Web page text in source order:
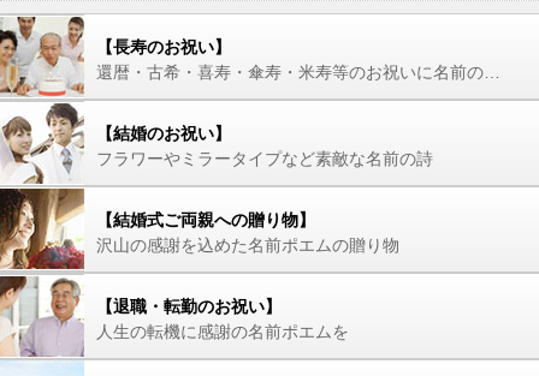
【長寿のお祝い】
【結婚のお祝い】
フラワーやミラータイプなど素敵な名前の詩
【結婚式ご両親への贈り物】
沢山の感謝を込めた名前ポエムの贈り物
【退職・転勤のお祝い】
人生の転機に感謝の名前ポエムを